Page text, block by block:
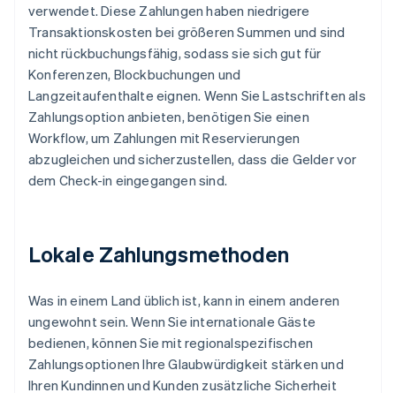
verwendet. Diese Zahlungen haben niedrigere
Transaktionskosten bei größeren Summen und sind
nicht rückbuchungsfähig, sodass sie sich gut für
Konferenzen, Blockbuchungen und
Langzeitaufenthalte eignen. Wenn Sie Lastschriften als
Zahlungsoption anbieten, benötigen Sie einen
Workflow, um Zahlungen mit Reservierungen
abzugleichen und sicherzustellen, dass die Gelder vor
dem Check-in eingegangen sind.
Lokale Zahlungsmethoden
Was in einem Land üblich ist, kann in einem anderen
ungewohnt sein. Wenn Sie internationale Gäste
bedienen, können Sie mit regionalspezifischen
Zahlungsoptionen Ihre Glaubwürdigkeit stärken und
Ihren Kundinnen und Kunden zusätzliche Sicherheit